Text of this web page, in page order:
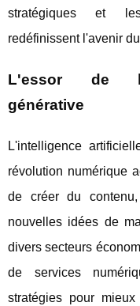
stratégiques et
redéfinissent l'avenir
L'essor de
générative
L'intelligence
révolution numérique
de créer du
nouvelles idées de
divers secteurs
de services
stratégies pour